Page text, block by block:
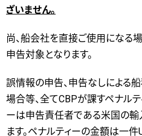
ざいません。
尚、船会社を直接ご使用にな
申告対象となります。
誤情報の申告、申告なしによる
場合等、全てCBPが課すペナル
ーは申告責任者である米国の輸
ます。ペナルティーの金額は一